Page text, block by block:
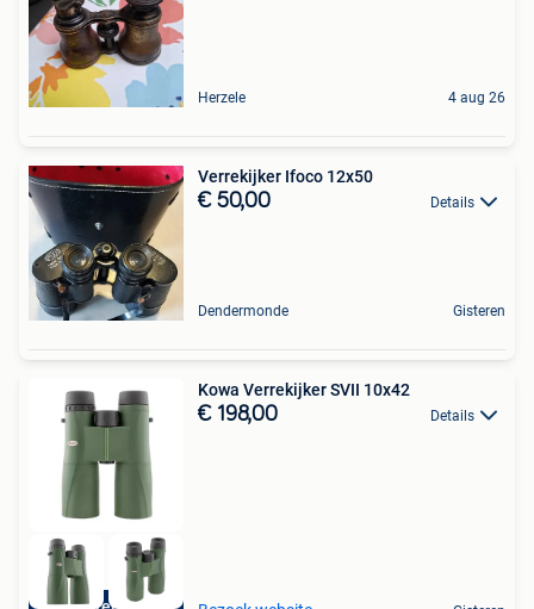
Herzele 4 aug 26
Verrekijker Ifoco 12x50
€ 50,00 Details
Dendermonde Gisteren
Kowa Verrekijker SVII 10x42
€ 198,00 Details